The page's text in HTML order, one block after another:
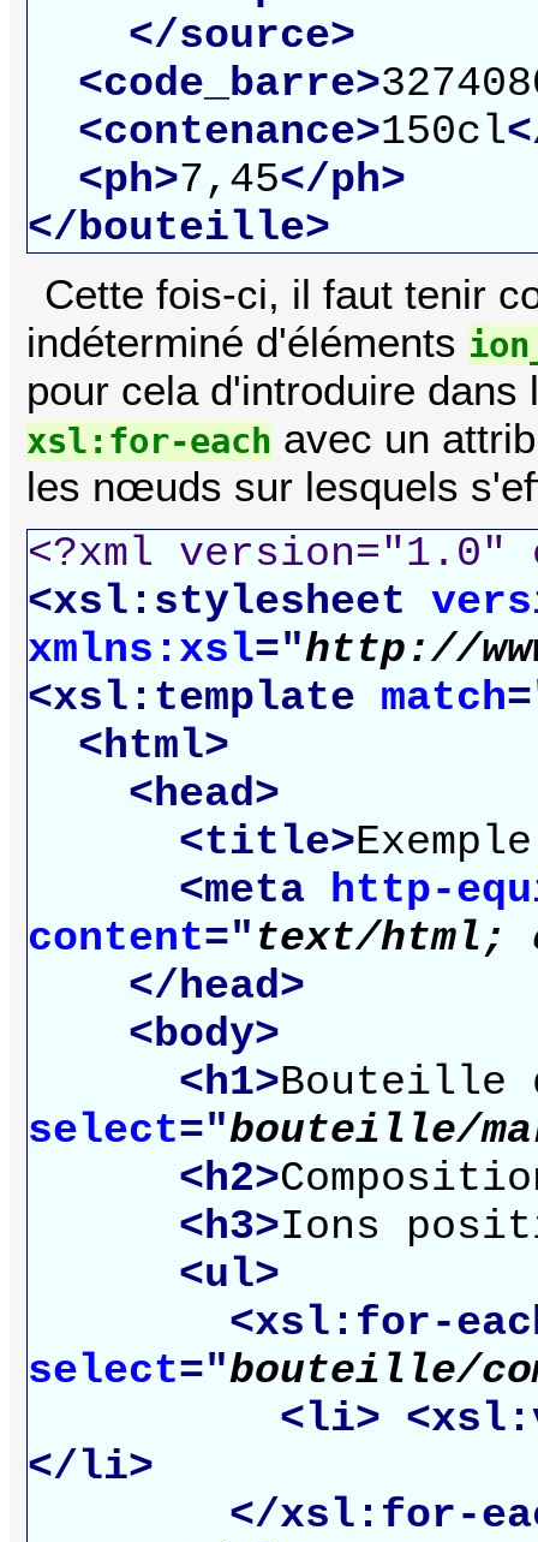
</source>
<code_barre>
<contenance>150cl
<ph>7,45</ph>
</bouteille>
Cette fois-ci, il faut tenir
indéterminé d'éléments
pour cela d'introduire
xsl:for-each avec un
les nœuds sur lesquels
<?xml version="1.0"
<xsl:stylesheet
xmlns:xsl="http://
<xsl:template match
<html>
<head>
<title>
<meta http-
content=" text/html;
</head>
<body>
<h1>Bouteille
select="bouteille/
<h2>
<h3>Ions
<ul>
<xsl:for-
select="bouteille/
<li>
</li>
</xsl:for-